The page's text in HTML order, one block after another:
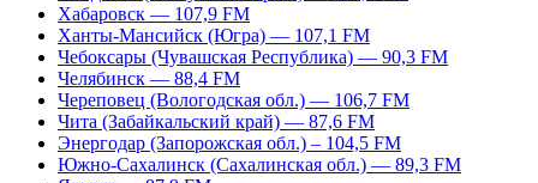
Хабаровск — 107,9 FM
Ханты-Мансийск (Югра) — 107,1 FM
Чебоксары (Чувашская Республика) — 90,3 FM
Челябинск — 88,4 FM
Череповец (Вологодская обл.) — 106,7 FM
Чита (Забайкальский край) — 87,6 FM
Энергодар (Запорожская обл.) – 104,5 FM
Южно-Сахалинск (Сахалинская обл.) — 89,3 FM